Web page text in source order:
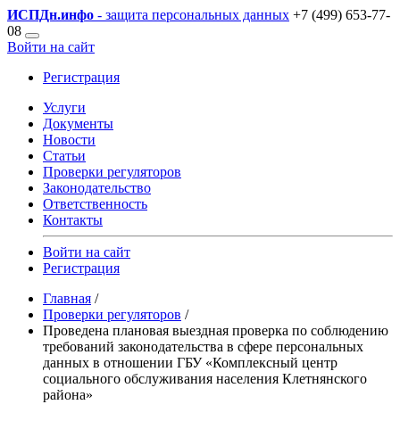
ИСПДн.инфо - защита персональных данных +7 (499) 653-77-
08
Войти на сайт
Регистрация
Услуги
Документы
Новости
Статьи
Проверки регуляторов
Законодательство
Ответственность
Контакты
Войти на сайт
Регистрация
Главная /
Проверки регуляторов /
Проведена плановая выездная проверка по соблюдению
требований законодательства в сфере персональных
данных в отношении ГБУ «Комплексный центр
социального обслуживания населения Клетнянского
района»